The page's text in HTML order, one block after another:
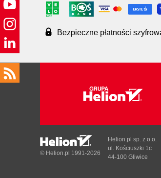
Bezpieczne płatności
© Helion.pl 1991-2026
Helion.pl sp. z o.o.
ul. Kościuszki 1c
44-100 Gliwice